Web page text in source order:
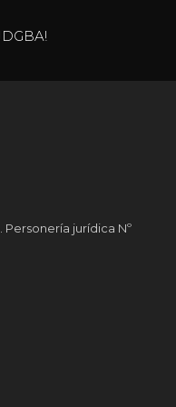
jurídica Nº